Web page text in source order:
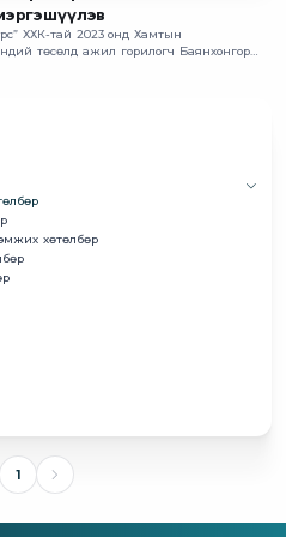
ХХК-тай 2023 онд Хамтын
төсөлд ажил горилогч Баянхонгор
Цогтцэций сумд байрлах Ухаа
хөтөлбөр
1